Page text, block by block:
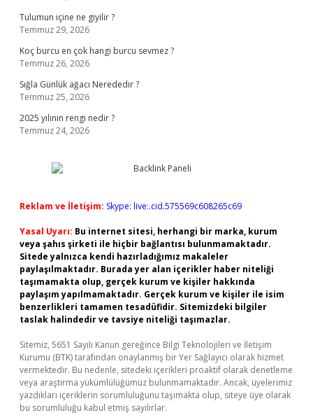
Tulumun içine ne giyilir ?
Temmuz 29, 2026
Koç burcu en çok hangi burcu sevmez ?
Temmuz 26, 2026
Sığla Günlük ağacı Nerededir ?
Temmuz 25, 2026
2025 yılının rengi nedir ?
Temmuz 24, 2026
Reklam ve İletişim: Skype: live:.cid.575569c608265c69
Yasal Uyarı: Bu internet sitesi, herhangi bir marka, kurum
veya şahıs şirketi ile hiçbir bağlantısı bulunmamaktadır.
Sitede yalnızca kendi hazırladığımız makaleler
paylaşılmaktadır. Burada yer alan içerikler haber niteliği
taşımamakta olup, gerçek kurum ve kişiler hakkında
paylaşım yapılmamaktadır. Gerçek kurum ve kişiler ile isim
benzerlikleri tamamen tesadüfidir. Sitemizdeki bilgiler
taslak halindedir ve tavsiye niteliği taşımazlar.
Sitemiz, 5651 Sayılı Kanun gereğince Bilgi Teknolojileri ve İletişim
Kurumu (BTK) tarafından onaylanmış bir Yer Sağlayıcı olarak hizmet
vermektedir. Bu nedenle, sitedeki içerikleri proaktif olarak denetleme
veya araştırma yükümlülüğümüz bulunmamaktadır. Ancak, üyelerimiz
yazdıkları içeriklerin sorumluluğunu taşımakta olup, siteye üye olarak
bu sorumluluğu kabul etmiş sayılırlar.